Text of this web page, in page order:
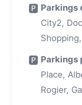
🅿️ Parkings
City2,
🅿️ Parkings
Place,
Rogier,